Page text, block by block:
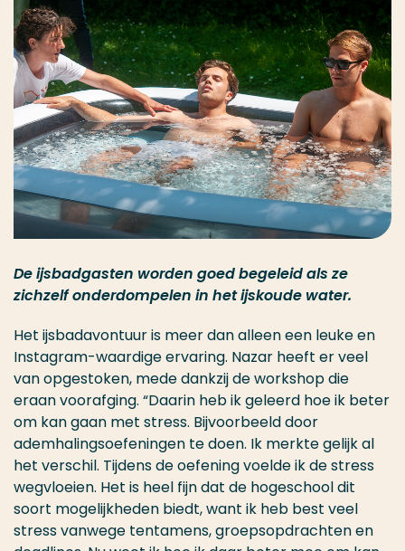
De ijsbadgasten worden goed begeleid als ze
zichzelf onderdompelen in het ijskoude water.
Het ijsbadavontuur is meer dan alleen een leuke en
Instagram-waardige ervaring. Nazar heeft er veel
van opgestoken, mede dankzij de workshop die
eraan voorafging. “Daarin heb ik geleerd hoe ik beter
om kan gaan met stress. Bijvoorbeeld door
ademhalingsoefeningen te doen. Ik merkte gelijk al
het verschil. Tijdens de oefening voelde ik de stress
wegvloeien. Het is heel fijn dat de hogeschool dit
soort mogelijkheden biedt, want ik heb best veel
stress vanwege tentamens, groepsopdrachten en